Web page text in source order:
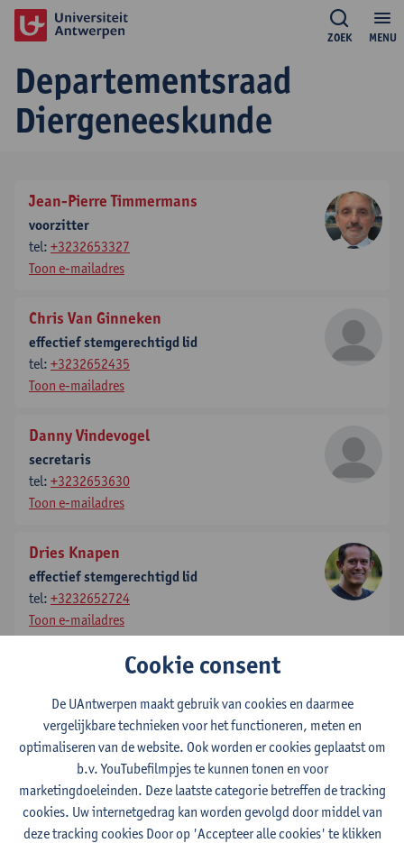
MENU
ZOEK
Departementsraad
Diergeneeskunde
Jean-Pierre Timmermans
voorzitter
tel: +3232653327
Toon e-mailadres
Chris Van Ginneken
effectief stemgerechtigd lid
tel: +3232652435
Toon e-mailadres
Danny Vindevogel
secretaris
tel: +3232653630
Toon e-mailadres
Dries Knapen
effectief stemgerechtigd lid
tel: +3232652724
Toon e-mailadres
effectief stemgerechtigd lid
+3232652397
Toon e-mailadres
Gunther Vrolix
effectief stemgerechtigd lid
tel:032652434
Cookie consent
De UAntwerpen maakt gebruik van cookies en daarmee
vergelijkbare technieken voor het functioneren, meten en
optimaliseren van de website. Ook worden er cookies geplaatst om
b.v. YouTubefilmpjes te kunnen tonen en voor
marketingdoeleinden. Deze laatste categorie betreffen de tracking
cookies. Uw internetgedrag kan worden gevolgd door middel van
deze tracking cookies Door op 'Accepteer alle cookies' te klikken